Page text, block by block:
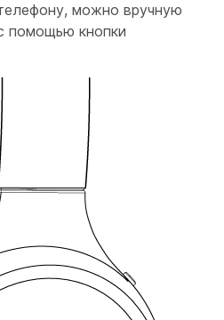
можно вручную
помощью кнопки